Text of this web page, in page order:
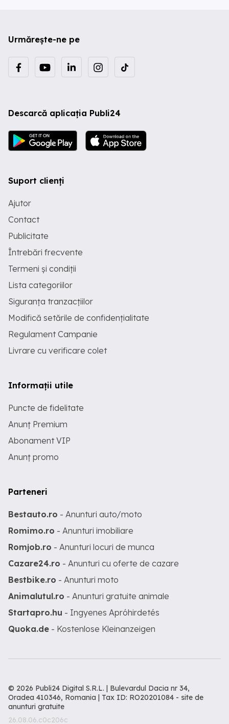
Urmărește-ne pe
Descarcă aplicația Publi24
Suport clienți
Ajutor
Contact
Publicitate
Întrebări frecvente
Termeni și condiții
Lista categoriilor
Siguranța tranzacțiilor
Modifică setările de confidențialitate
Regulament Campanie
Livrare cu verificare colet
Informații utile
Puncte de fidelitate
Anunț Premium
Abonament VIP
Anunț promo
Parteneri
Bestauto.ro - Anunturi auto/moto
Romimo.ro - Anunturi imobiliare
Romjob.ro - Anunturi locuri de munca
Cazare24.ro - Anunturi cu oferte de cazare
Bestbike.ro - Anunturi moto
Animalutul.ro - Anunturi gratuite animale
Startapro.hu - Ingyenes Apróhirdetés
Quoka.de - Kostenlose Kleinanzeigen
© 2026 Publi24 Digital S.R.L. | Bulevardul Dacia nr 34,
Oradea 410346, Romania | Tax ID: RO20201084 - site de
anunturi gratuite
26.08.06.c0c206c